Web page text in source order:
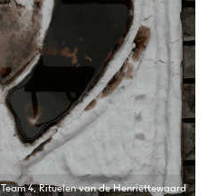
4, Rituelen van de Henriëttewaard